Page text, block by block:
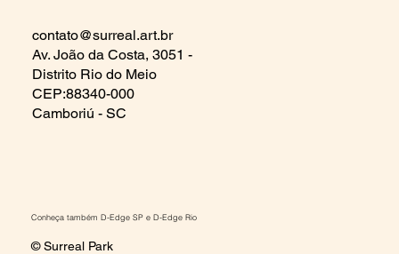
Conheça também D-Edge SPe D-Edge Rio
© Surreal Park
contato@surreal.art.br
Av. João da Costa, 3051 -
Distrito Rio do Meio
CEP:88340-000
Camboriú - SC